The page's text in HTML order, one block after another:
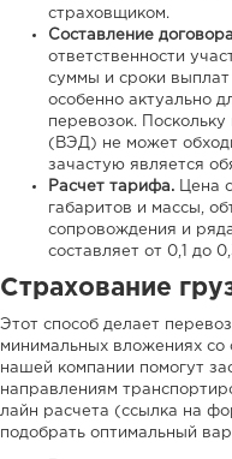
страховщиком.
Составление
ответственности
суммы и сроки
особенно актуально
перевозок.
(ВЭД) не может
зачастую является
Расчет тарифа.
Цена
габаритов и массы,
сопровождения и
составляет от 0,1 до
Страхование
Этот способ делает
минимальных вложениях со
нашей компании помогут
направлениям
лайн расчета (ссылка на
подобрать оптимальный